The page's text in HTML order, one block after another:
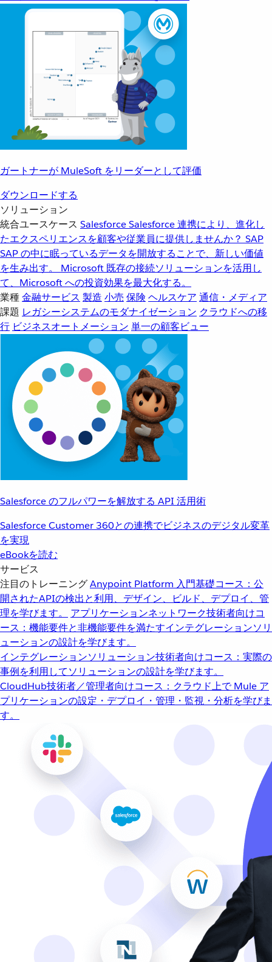
ガートナーが MuleSoft をリーダーとして評価
ダウンロードする
ソリューション
統合ユースケース SalesforceSalesforce 連携により、進化し
たエクスペリエンスを顧客や従業員に提供しませんか？ SAP
SAP の中に眠っているデータを開放することで、新しい価値
を生み出す。
Microsoft 既存の接続ソリューションを活用し
て、Microsoft への投資効果を最大化する。
業種金融サービス 製造 小売 保険 ヘルスケア 通信・メディア
課題 レガシーシステムのモダナイゼーション クラウドへの移
行 ビジネスオートメーション 単一の顧客ビュー
Salesforce のフルパワーを解放する API 活用術
Salesforce Customer 360との連携でビジネスのデジタル変革
を実現
eBookを読む
サービス
注目のトレーニングAnypoint Platform 入門基礎コース：公
開されたAPIの検出と利用、デザイン、ビルド、デプロイ、管
理を学びます。
アプリケーションネットワーク技術者向けコ
ース：機能要件と非機能要件を満たすインテグレーションソリ
ューションの設計を学びます。
インテグレーションソリューション技術者向けコース：実際の
事例を利用してソリューションの設計を学びます。
CloudHub技術者／管理者向けコース：クラウド上で Mule ア
プリケーションの設定・デプロイ・管理・監視・分析を学びま
す。